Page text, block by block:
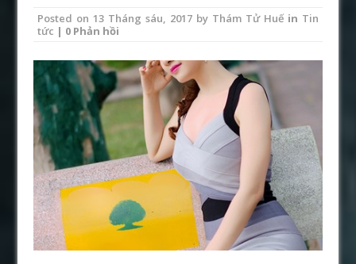
Posted on 13 Tháng sáu, 2017 by Thám Tử Huếin Tin
tức | 0 Phản hồi